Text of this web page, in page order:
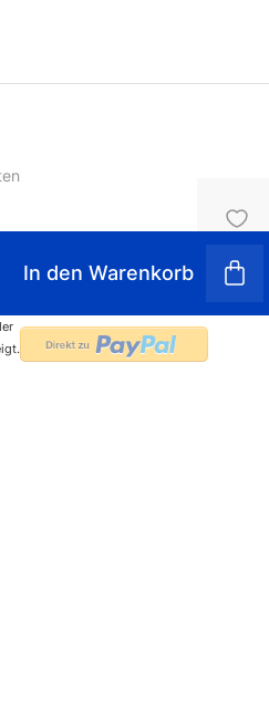
In den Warenkorb